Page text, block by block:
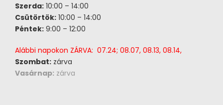
Szerda: 10:00 – 14:00
Csütörtök: 10:00 – 14:00
Péntek: 9:00 – 12:00
Alábbi napokon ZÁRVA: 07.24; 08.07, 08.13, 08.14,
Szombat: zárva
Vasárnap: zárva